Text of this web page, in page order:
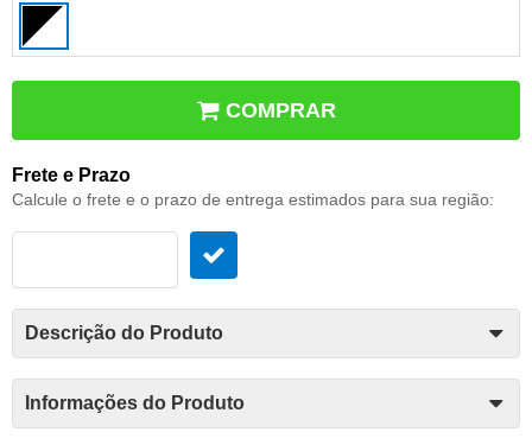
COMPRAR
Frete e Prazo
Calcule o frete e o prazo de entrega estimados para sua região:
Descrição do Produto
Informações do Produto